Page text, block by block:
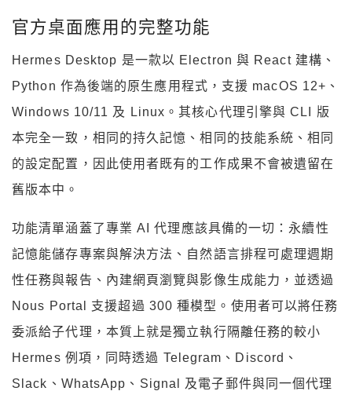
官方桌面應用的完整功能
Hermes Desktop 是一款以 Electron 與 React 建構、
Python 作為後端的原生應用程式，支援 macOS 12+、
Windows 10/11 及 Linux。其核心代理引擎與 CLI 版
本完全一致，相同的持久記憶、相同的技能系統、相同
的設定配置，因此使用者既有的工作成果不會被遺留在
舊版本中。
功能清單涵蓋了專業 AI 代理應該具備的一切：永續性
記憶能儲存專案與解決方法、自然語言排程可處理週期
性任務與報告、內建網頁瀏覽與影像生成能力，並透過
Nous Portal 支援超過 300 種模型。使用者可以將任務
委派給子代理，本質上就是獨立執行隔離任務的較小
Hermes 例項，同時透過 Telegram、Discord、
Slack、WhatsApp、Signal 及電子郵件與同一個代理